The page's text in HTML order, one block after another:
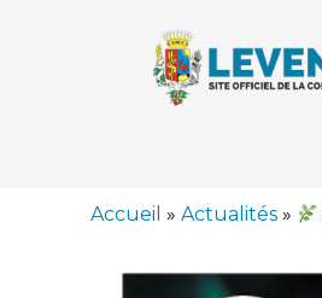
Accueil » Actualités »